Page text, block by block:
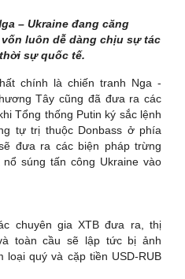
– Ukraine đang căng
luôn dễ dàng chịu sự tác
sự quốc tế.
chính là chiến tranh Nga -
Tây cũng đã đưa ra các
Tổng thống Putin ký sắc lệnh
tự trị thuộc Donbass ở phía
đưa ra các biện pháp trừng
súng tấn công Ukraine vào
chuyên gia XTB đưa ra, thị
toàn cầu sẽ lập tức bị ảnh
loại quý và cặp tiền USD-RUB